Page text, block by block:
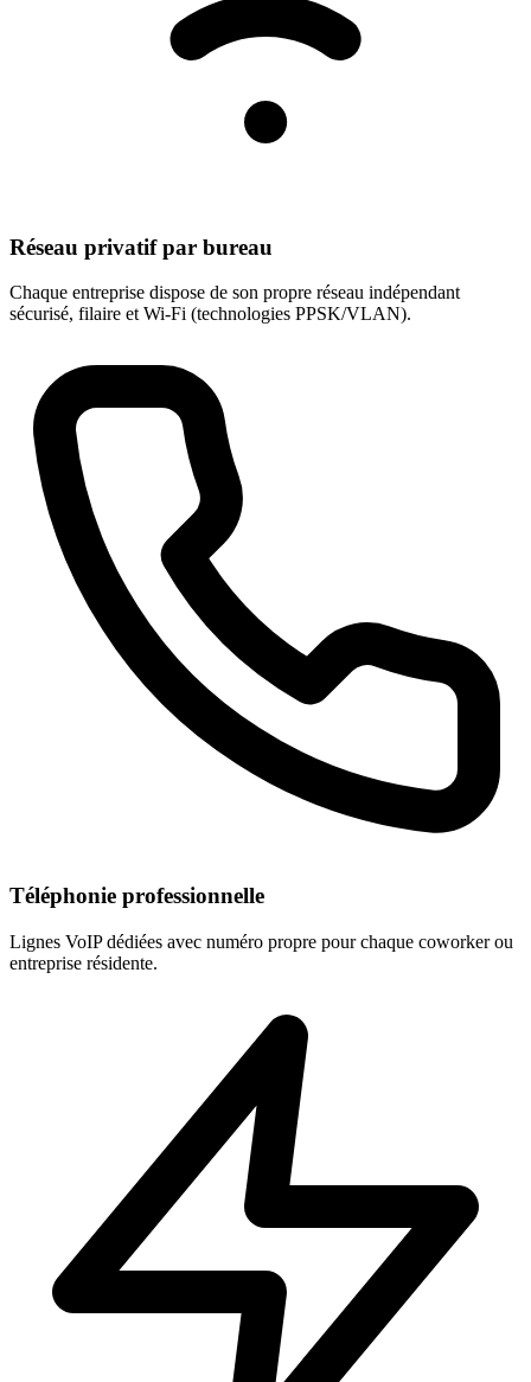
Réseau privatif par bureau
Chaque entreprise dispose de son propre réseau indépendant
sécurisé, filaire et Wi-Fi (technologies PPSK/VLAN).
Téléphonie professionnelle
Lignes VoIP dédiées avec numéro propre pour chaque coworker ou
entreprise résidente.